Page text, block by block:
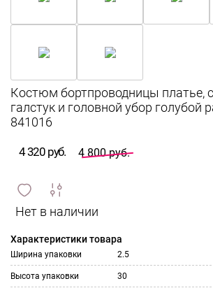
4 320 руб. 4 800 руб.
и
сравнить
ИЗБРАННОЕ
Характеристики товара
Ширина упаковки 2.5
Высота упаковки 30